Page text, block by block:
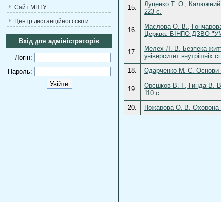
Сайт МНТУ
Центр дистанційної освіти
Вхід для адміністраторів
Логін:
Пароль:
15.
Луценко Т. О., Калюжний
223 с.
16.
Маслова О. В., Гончарова
Церква: БІНПО ДЗВО
17.
Мелех Л. В. Безпека
університет
18.
Одарченко М. С. Основи
19.
Орєшков В. І., Гинда В.
110 с.
20.
Пожарова О. В. Охорона